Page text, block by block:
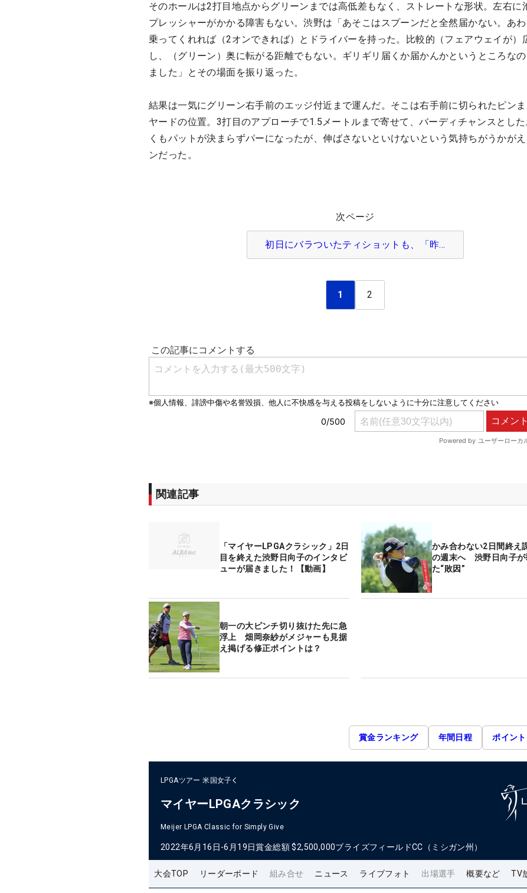
そのホールは2打目地点からグリーンまでは高低差もなく、ストレートな形状。左右に
プレッシャーがかかる障害もない。渋野は「あそこはスプーンだと全然届かない。あ
乗ってくれれば（2オンできれば）とドライバーを持った。比較的（フェアウェイが）
し、（グリーン）奥に転がる距離でもない。ギリギリ届くか届かんかというところな
ました」とその場面を振り返った。
結果は一気にグリーン右手前のエッジ付近まで運んだ。そこは右手前に切られたピン
ヤードの位置。3打目のアプローチで1.5メートルまで寄せて、バーディチャンスとした
くもパットが決まらずパーになったが、伸ばさないといけないという気持ちがうかが
ンだった。
次ページ
初日にバラついたティショットも、「昨…
1 2
関連記事
「マイヤーLPGAクラシック」2日
目を終えた渋野日向子のインタビ
ューが届きました！【動画】
かみ合わない2日間終え
の週末へ 渋野日向子が
た“敗因”
朝一の大ピンチ切り抜けた先に急
浮上 畑岡奈紗がメジャーも見据
え掲げる修正ポイントは？
賞金ランキング 年間日程 ポイン
LPGAツアー 米国女子
マイヤーLPGAクラシック
Meijer LPGA Classic for Simply Give
2022年6月16日-6月19日賞金総額 $2,500,000ブライズフィールドCC（ミシガン州）
大会TOP リーダーボード 組み合せ ニュース ライブフォト 出場選手 概要など TV